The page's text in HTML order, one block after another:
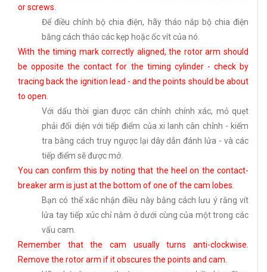
or screws.
Để điều chỉnh bộ chia điện, hãy tháo nắp bộ chia điện
bằng cách tháo các kẹp hoặc ốc vít của nó.
With the timing mark correctly aligned, the rotor arm should
be opposite the contact for the timing cylinder - check by
tracing back the ignition lead - and the points should be about
to open.
Với dấu thời gian được căn chỉnh chính xác, mỏ quẹt
phải đối diện với tiếp điểm của xi lanh cân chỉnh - kiểm
tra bằng cách truy ngược lại dây dẫn đánh lửa - và các
tiếp điểm sẽ được mở.
You can confirm this by noting that the heel on the contact-
breaker arm is just at the bottom of one of the cam lobes.
Bạn có thể xác nhận điều này bằng cách lưu ý rằng vít
lửa tay tiếp xúc chỉ nằm ở dưới cùng của một trong các
vấu cam.
Remember that the cam usually turns anti-clockwise.
Remove the rotor arm if it obscures the points and cam.